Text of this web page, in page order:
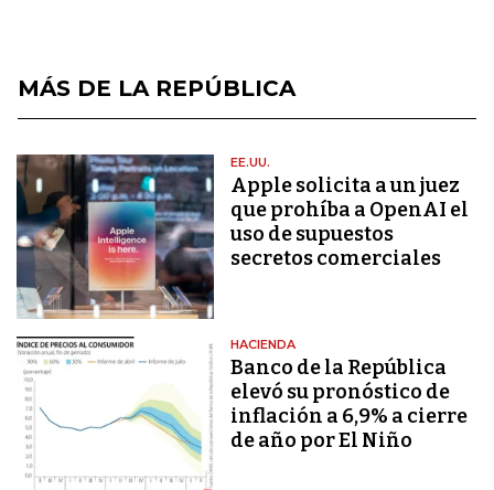
MÁS DE LA REPÚBLICA
EE.UU.
Apple solicita a un juez
que prohíba a OpenAI el
uso de supuestos
secretos comerciales
HACIENDA
Banco de la República
elevó su pronóstico de
inflación a 6,9% a cierre
de año por El Niño